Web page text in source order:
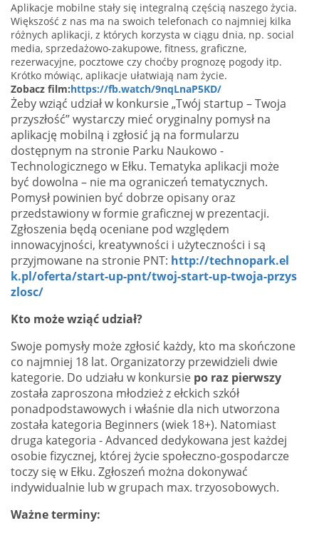
Aplikacje mobilne stały się integralną częścią naszego życia.
Większość z nas ma na swoich telefonach co najmniej kilka
różnych aplikacji, z których korzysta w ciągu dnia, np. social
media, sprzedażowo-zakupowe, fitness, graficzne,
rezerwacyjne, pocztowe czy choćby prognozę pogody itp.
Krótko mówiąc, aplikacje ułatwiają nam życie.
Zobacz film:https://fb.watch/9nqLnaP5KD/
Żeby wziąć udział w konkursie „Twój startup – Twoja
przyszłość” wystarczy mieć oryginalny pomysł na
aplikację mobilną i zgłosić ją na formularzu
dostępnym na stronie Parku Naukowo -
Technologicznego w Ełku. Tematyka aplikacji może
być dowolna – nie ma ograniczeń tematycznych.
Pomysł powinien być dobrze opisany oraz
przedstawiony w formie graficznej w prezentacji.
Zgłoszenia będą oceniane pod względem
innowacyjności, kreatywności i użyteczności i są
przyjmowane na stronie PNT: http://technopark.el
k.pl/oferta/start-up-pnt/twoj-start-up-twoja-przys
zlosc/
Kto może wziąć udział?
Swoje pomysły może zgłosić każdy, kto ma skończone
co najmniej 18 lat. Organizatorzy przewidzieli dwie
kategorie. Do udziału w konkursie po raz pierwszy
została zaproszona młodzież z ełckich szkół
ponadpodstawowych i właśnie dla nich utworzona
została kategoria Beginners (wiek 18+). Natomiast
druga kategoria - Advanced dedykowana jest każdej
osobie fizycznej, której życie społeczno-gospodarcze
toczy się w Ełku. Zgłoszeń można dokonywać
indywidualnie lub w grupach max. trzyosobowych.
Ważne terminy: